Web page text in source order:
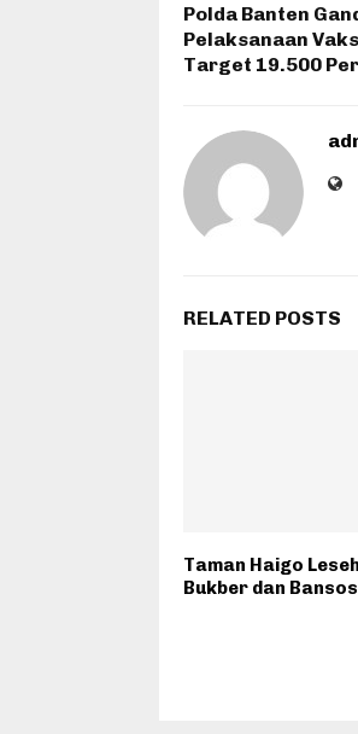
Polda Banten
Pelaksanaan
Target 19.500
RELATED POSTS
Taman Haigo
Bukber dan Bansos